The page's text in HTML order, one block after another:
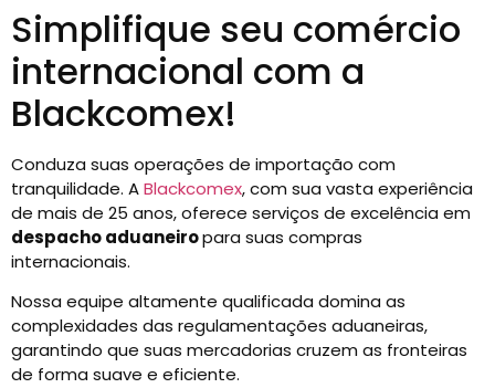
Simplifique seu comércio
internacional com a
Blackcomex!
Conduza suas operações de importação com
tranquilidade. ABlackcomex, com sua vasta experiência
de mais de 25 anos, oferece serviços de excelência em
despacho aduaneiropara suas compras
internacionais.
Nossa equipe altamente qualificada domina as
complexidades das regulamentações aduaneiras,
garantindo que suas mercadorias cruzem as fronteiras
de forma suave e eficiente.